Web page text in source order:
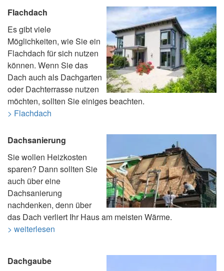
Flachdach
Es gibt viele
Möglichkeiten, wie Sie ein
Flachdach für sich nutzen
können. Wenn Sie das
Dach auch als Dachgarten
oder Dachterrasse nutzen
möchten, sollten Sie einiges beachten.
> Flachdach
Dachsanierung
Sie wollen Heizkosten
sparen? Dann sollten Sie
auch über eine
Dachsanierung
nachdenken, denn über
das Dach verliert Ihr Haus am meisten Wärme.
> weiterlesen
Dachgaube